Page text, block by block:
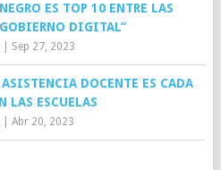
ES TOP 10 ENTRE LAS
DIGITAL”
| Sep 27, 2023
DOCENTE ES CADA
LAS ESCUELAS
| Abr 20, 2023